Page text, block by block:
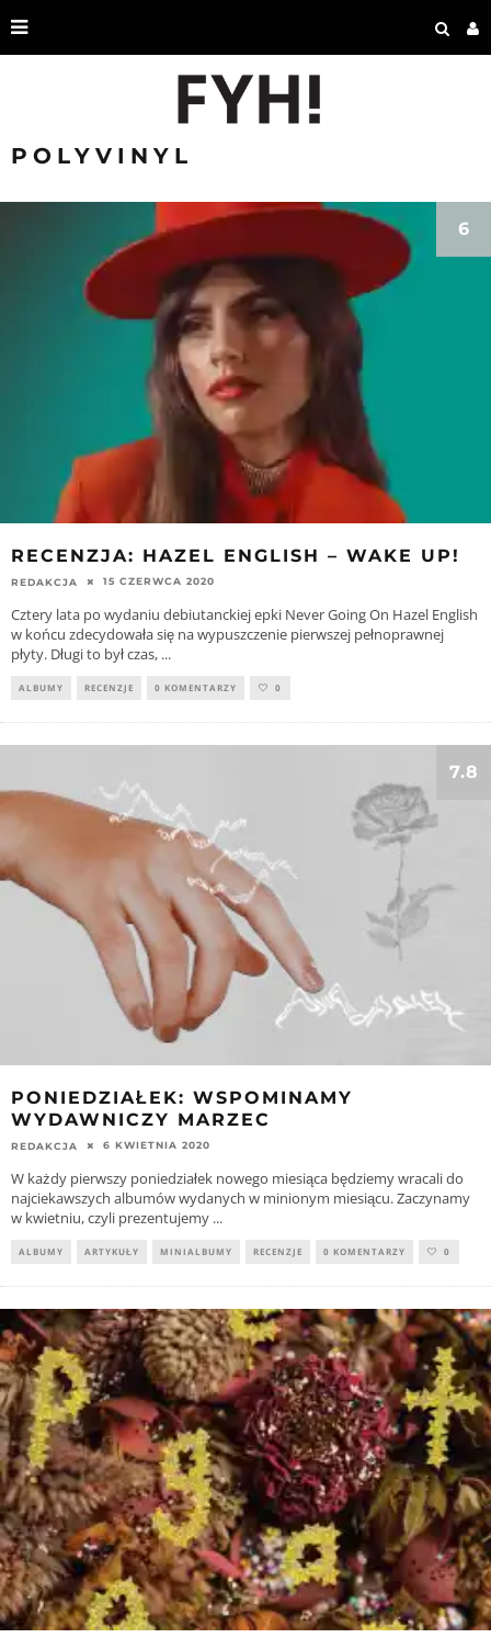
POLYVINYL
6
RECENZJA: HAZEL ENGLISH – WAKE UP!
REDAKCJA 15 CZERWCA 2020
Cztery lata po wydaniu debiutanckiej epki Never Going On Hazel English
w końcu zdecydowała się na wypuszczenie pierwszej pełnoprawnej
płyty. Długi to był czas, ...
ALBUMY RECENZJE 0 KOMENTARZY 0
7.8
PONIEDZIAŁEK: WSPOMINAMY
WYDAWNICZY MARZEC
REDAKCJA 6 KWIETNIA 2020
W każdy pierwszy poniedziałek nowego miesiąca będziemy wracali do
najciekawszych albumów wydanych w minionym miesiącu. Zaczynamy
w kwietniu, czyli prezentujemy ...
ALBUMY ARTYKUŁY MINIALBUMY RECENZJE 0 KOMENTARZY 0